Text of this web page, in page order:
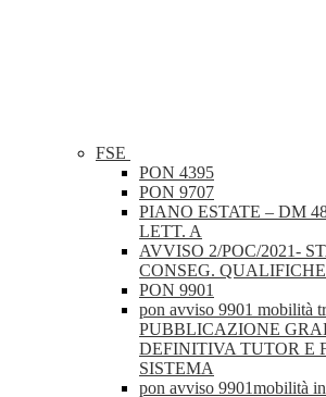
FSE
PON 4395
PON 9707
PIANO ESTATE – DM
LETT. A
AVVISO 2/POC/2021-
CONSEG. QUALIFICHE
PON 9901
pon avviso 9901 mobilità
PUBBLICAZIONE
DEFINITIVA TUTOR E
SISTEMA
pon avviso 9901mobilità